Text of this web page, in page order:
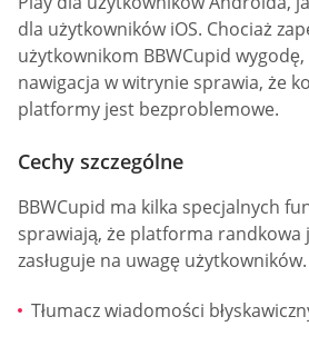
dla użytkowników iOS. Chociaż
użytkownikom BBWCupid
nawigacja w witrynie sprawia, że
platformy jest bezproblemowe.
Cechy szczególne
BBWCupid ma kilka specjalnych
sprawiają, że platforma randkowa
zasługuje na uwagę użytkowników.
Tłumacz wiadomości